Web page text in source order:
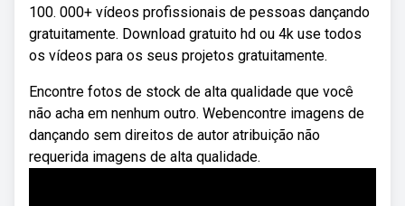
100. 000+ vídeos profissionais de pessoas dançando
gratuitamente. Download gratuito hd ou 4k use todos
os vídeos para os seus projetos gratuitamente.
Encontre fotos de stock de alta qualidade que você
não acha em nenhum outro. Webencontre imagens de
dançando sem direitos de autor atribuição não
requerida imagens de alta qualidade.